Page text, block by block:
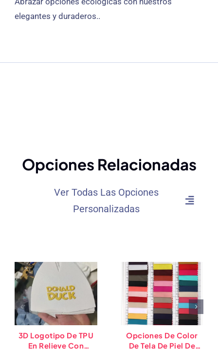
elegantes y duraderos..
Opciones Relacionadas
Ver Todas Las Opciones
Personalizadas
3D Logotipo De TPU
En Relieve Con
Opciones De Color
De Tela De Piel De